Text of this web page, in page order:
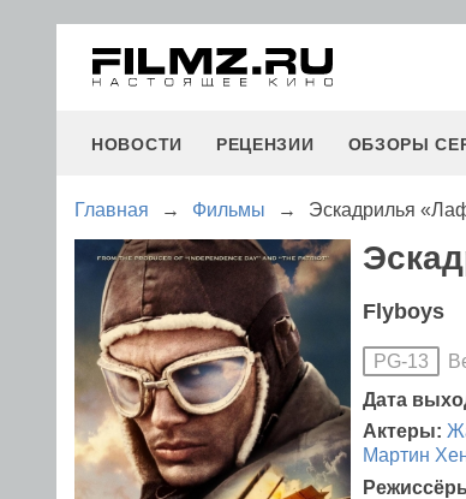
НОВОСТИ РЕЦЕНЗИИ ОБЗОРЫ
Главная → Фильмы → Эскадрилья
Flyboys
PG-13
Дата
Актеры:
Мартин